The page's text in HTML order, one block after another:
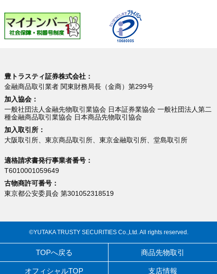
豊トラスティ証券株式会社：
金融商品取引業者 関東財務局長（金商）第299号
加入協会：
一般社団法人金融先物取引業協会 日本証券業協会 一般社団法人第二
種金融商品取引業協会 日本商品先物取引協会
加入取引所：
大阪取引所、東京商品取引所、東京金融取引所、堂島取引所
適格請求書発行事業者番号：
T6010001059649
古物商許可番号：
東京都公安委員会 第301052318519
©YUTAKA TRUSTY SECURITIES Co.,Ltd. All rights reserved.
TOPへ戻る 商品先物取引
オフィシャルTOP 支店情報